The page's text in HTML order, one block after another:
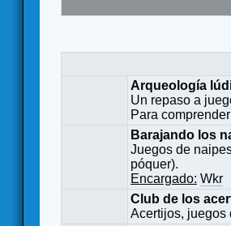
Arqueología
Un repaso a
Para
Barajando los
Juegos de
póquer).
Encargado: Wkr
Club de los
Acertijos, juegos